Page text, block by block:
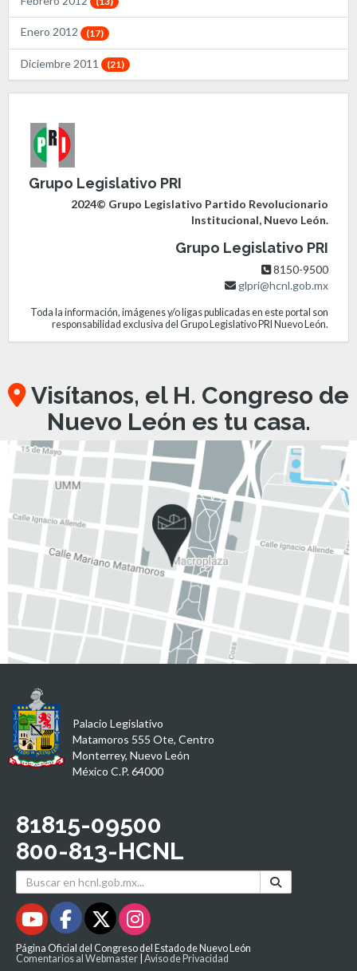
Enero 2012 (17)
Diciembre 2011 (21)
Grupo Legislativo PRI
2024© Grupo Legislativo Partido Revolucionario
Institucional, Nuevo León.
Grupo Legislativo PRI
8150-9500
glpri@hcnl.gob.mx
Toda la información, imágenes y/o ligas publicadas en este portal son
responsabilidad exclusiva del Grupo Legislativo PRI Nuevo León.
Visítanos, el H. Congreso de
Nuevo León es tu casa.
Palacio Legislativo
Matamoros 555 Ote, Centro
Monterrey, Nuevo León
México C.P. 64000
81815-09500
800-813-HCNL
Página Oficial del Congreso del Estado de Nuevo León
Comentarios al Webmaster Aviso de Privacidad